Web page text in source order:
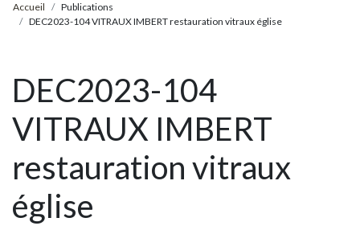
Accueil
Publications
DEC2023-104 VITRAUX IMBERT restauration vitraux église
DEC2023-104
VITRAUX IMBERT
restauration vitraux
église